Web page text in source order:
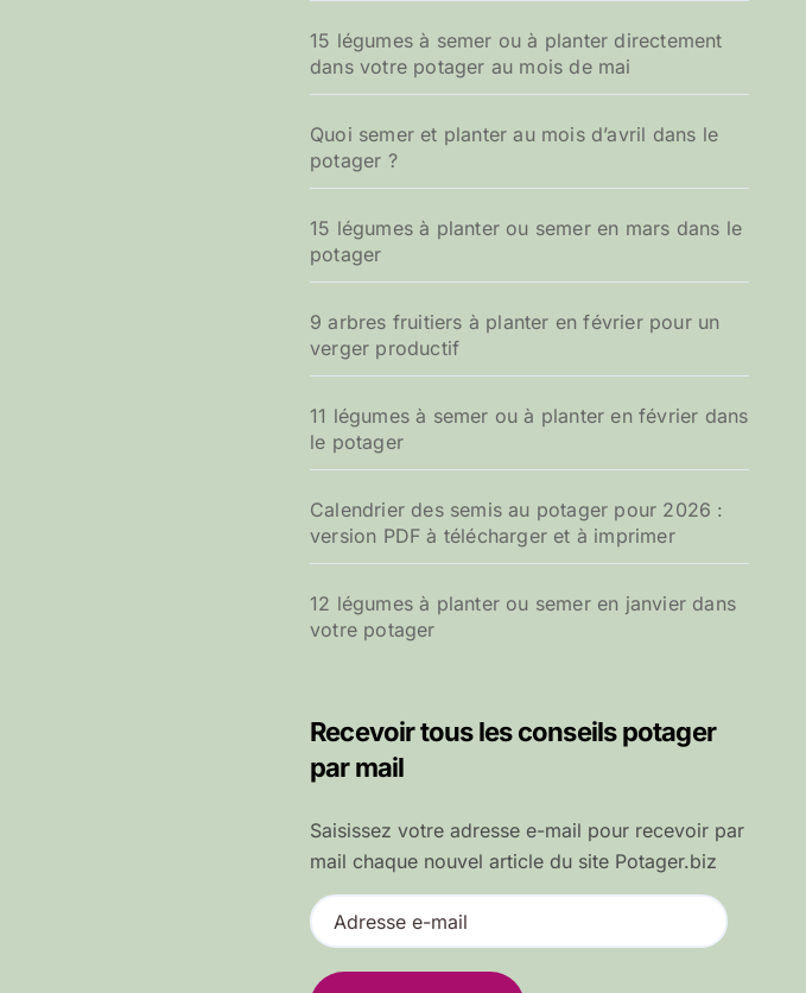
15 légumes à semer ou à planter directement
dans votre potager au mois de mai
Quoi semer et planter au mois d’avril dans le
potager ?
15 légumes à planter ou semer en mars dans le
potager
9 arbres fruitiers à planter en février pour un
verger productif
11 légumes à semer ou à planter en février dans
le potager
Calendrier des semis au potager pour 2026 :
version PDF à télécharger et à imprimer
12 légumes à planter ou semer en janvier dans
votre potager
Recevoir tous les conseils potager
par mail
Saisissez votre adresse e-mail pour recevoir par
mail chaque nouvel article du site Potager.biz
A
d